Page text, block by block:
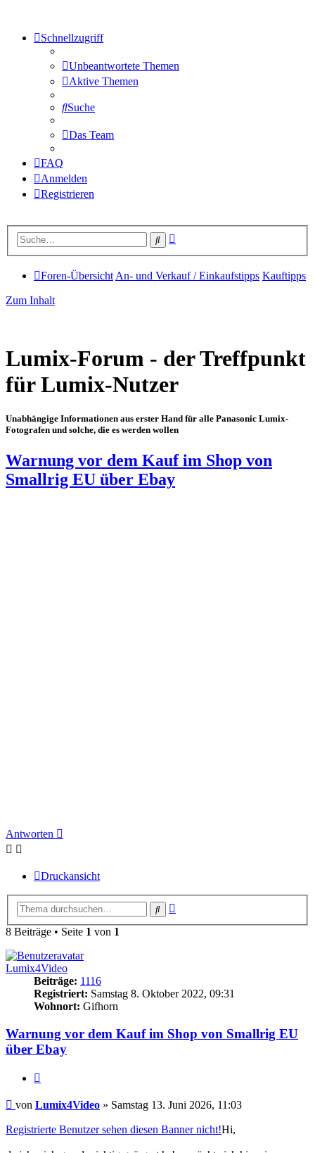
Schnellzugriff
Unbeantwortete Themen
Aktive Themen
Suche
Das Team
FAQ
Anmelden
Registrieren
Suche
Foren-Übersicht An- und Verkauf / Einkaufstipps Kauftipps
Zum Inhalt
Lumix-Forum - der Treffpunkt
für Lumix-Nutzer
Unabhängige Informationen aus erster Hand für alle Panasonic Lumix-
Fotografen und solche, die es werden wollen
Warnung vor dem Kauf im Shop von
Smallrig EU über Ebay
Antworten
Druckansicht
Suche
8 Beiträge • Seite 1 von 1
Lumix4Video
Beiträge: 1116
Registriert: Samstag 8. Oktober 2022, 09:31
Wohnort: Gifhorn
Warnung vor dem Kauf im Shop von Smallrig EU
über Ebay
Beitrag
von Lumix4Video » Samstag 13. Juni 2026, 11:03
Registrierte Benutzer sehen diesen Banner nicht!Hi,